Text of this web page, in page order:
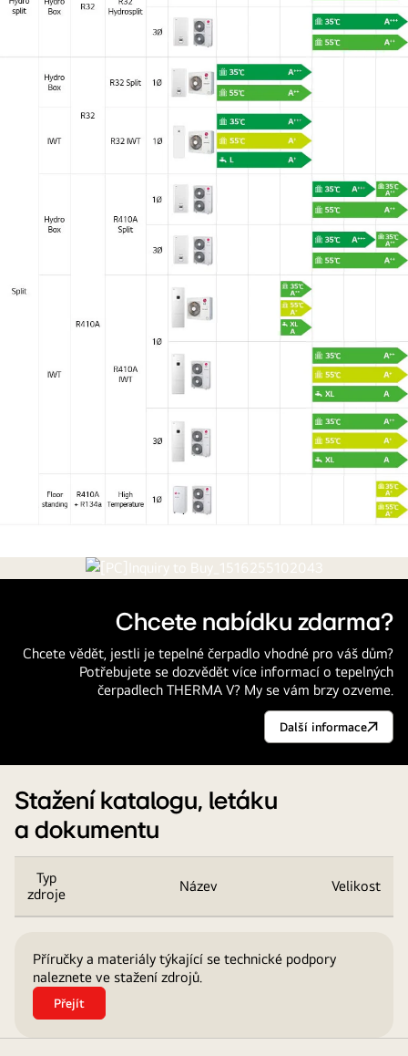
Chcete nabídku zdarma?
Chcete vědět, jestli je tepelné čerpadlo vhodné pro váš dům?
Potřebujete se dozvědět více informací o tepelných
čerpadlech THERMA V? My se vám brzy ozveme.
Chcete
nabídku
Další informace
Stažení katalogu, letáku
a dokumentu
Seznam
tabulek
Typ
zdroje
Název Velikost
Příručky a materiály týkající se technické podpory
naleznete ve stažení zdrojů.
Přejít